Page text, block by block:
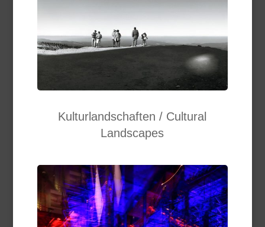
Kulturlandschaften / Cultural
Landscapes